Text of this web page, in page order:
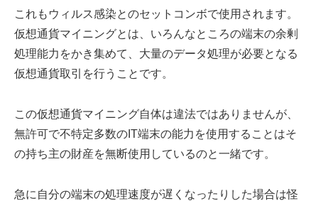
これもウィルス感染とのセットコンボで使用されます。
仮想通貨マイニングとは、いろんなところの端末の余剰
処理能力をかき集めて、大量のデータ処理が必要となる
仮想通貨取引を行うことです。
この仮想通貨マイニング自体は違法ではありませんが、
無許可で不特定多数のIT端末の能力を使用することはそ
の持ち主の財産を無断使用しているのと一緒です。
急に自分の端末の処理速度が遅くなったりした場合は怪